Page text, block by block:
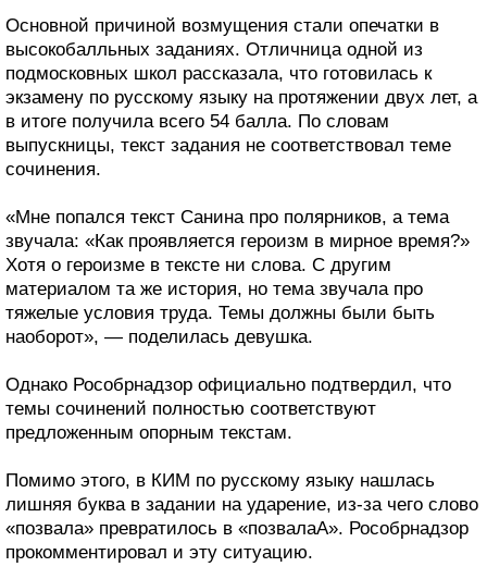
Основной причиной возмущения стали опечатки в
высокобалльных заданиях. Отличница одной из
подмосковных школ рассказала, что готовилась к
экзамену по русскому языку на протяжении двух лет, а
в итоге получила всего 54 балла. По словам
выпускницы, текст задания не соответствовал теме
сочинения.
«Мне попался текст Санина про полярников, а тема
звучала: «Как проявляется героизм в мирное время?»
Хотя о героизме в тексте ни слова. С другим
материалом та же история, но тема звучала про
тяжелые условия труда. Темы должны были быть
наоборот», — поделилась девушка.
Однако Рособрнадзор официально подтвердил, что
темы сочинений полностью соответствуют
предложенным опорным текстам.
Помимо этого, в КИМ по русскому языку нашлась
лишняя буква в задании на ударение, из-за чего слово
«позвала» превратилось в «позвалаА». Рособрнадзор
прокомментировал и эту ситуацию.